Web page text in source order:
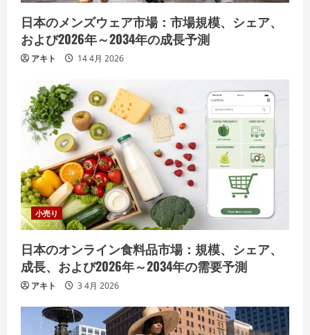
日本のメンズウェア市場：市場規模、シェア、
および2026年～2034年の成長予測
アキト 14 4月 2026
小売り
日本のオンライン食料品市場：規模、シェア、
成長、および2026年～2034年の需要予測
アキト 3 4月 2026